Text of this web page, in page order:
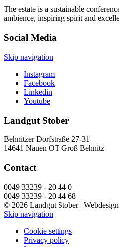
The estate is a sustainable
ambience, inspiring spirit and
Social Media
Skip navigation
Instagram
Facebook
Linkedin
Youtube
Landgut Stober
Behnitzer Dorfstraße 27-31
14641 Nauen OT Groß Behnitz
Contact
0049 33239 - 20 44 0
0049 33239 - 20 44 68
© 2026 Landgut Stober |
Skip navigation
Cookie settings
Privacy policy